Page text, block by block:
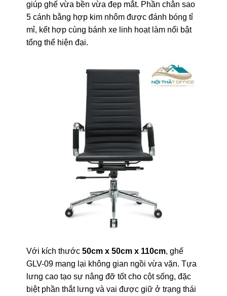
giúp ghế vừa bền vừa đẹp mắt. Phần chân sao
5 cánh bằng hợp kim nhôm được đánh bóng tỉ
mỉ, kết hợp cùng bánh xe linh hoạt làm nổi bật
tổng thể hiện đại.
Với kích thước 50cm x 50cm x 110cm, ghế
GLV-09 mang lại không gian ngồi vừa vặn. Tựa
lưng cao tạo sự nâng đỡ tốt cho cột sống, đặc
biệt phần thắt lưng và vai được giữ ở trạng thái